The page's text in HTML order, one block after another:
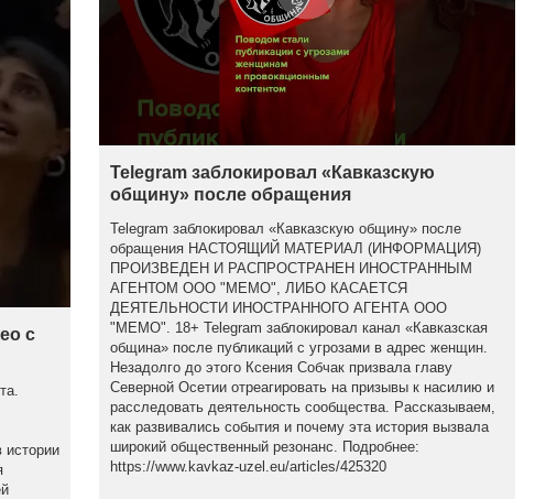
с
Telegram заблокировал «Кавказскую
общину» после обращения
Telegram заблокировал «Кавказскую общину» после
обращения НАСТОЯЩИЙ МАТЕРИАЛ (ИНФОРМАЦИЯ)
ПРОИЗВЕДЕН И РАСПРОСТРАНЕН ИНОСТРАННЫМ
АГЕНТОМ ООО "МЕМО", ЛИБО КАСАЕТСЯ
ДЕЯТЕЛЬНОСТИ ИНОСТРАННОГО АГЕНТА ООО
"МЕМО". 18+ Telegram заблокировал канал «Кавказская
община» после публикаций с угрозами в адрес женщин.
Незадолго до этого Ксения Собчак призвала главу
Северной Осетии отреагировать на призывы к насилию и
расследовать деятельность сообщества. Рассказываем,
как развивались события и почему эта история вызвала
широкий общественный резонанс. Подробнее:
https://www.kavkaz-uzel.eu/articles/425320